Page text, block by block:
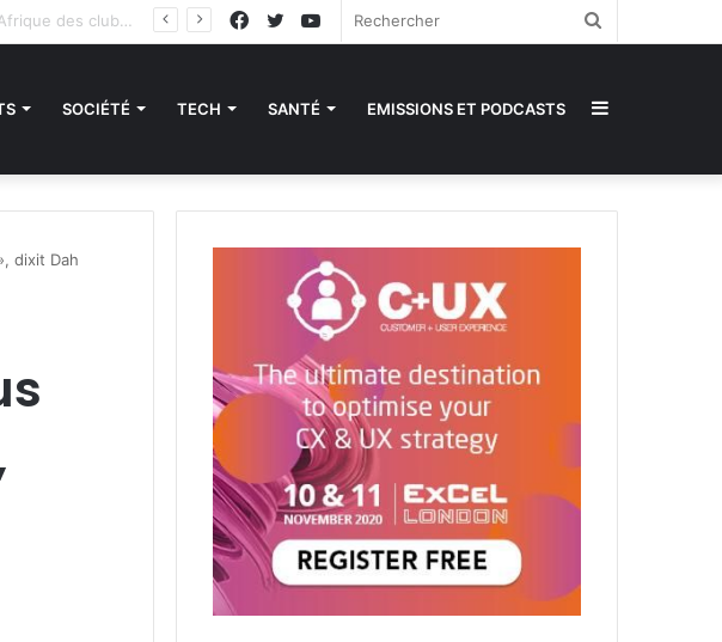
au Niger YouTube
Twitter
Facebook
SOCIÉTÉ TECH SANTÉ EMISSIONS ET PODCASTS
dixit Dah